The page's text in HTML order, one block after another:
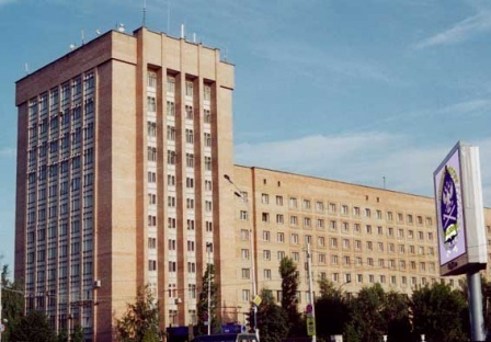
Перейти к основному содержанию